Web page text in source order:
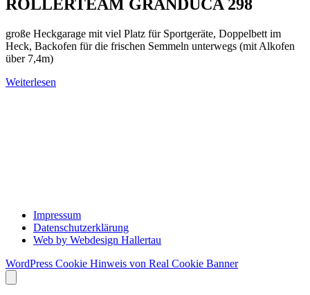
ROLLERTEAM GRANDUCA 298
große Heckgarage mit viel Platz für Sportgeräte, Doppelbett im
Heck, Backofen für die frischen Semmeln unterwegs (mit Alkofen
über 7,4m)
Weiterlesen
Impressum
Datenschutzerklärung
Web by Webdesign Hallertau
WordPress Cookie Hinweis von Real Cookie Banner